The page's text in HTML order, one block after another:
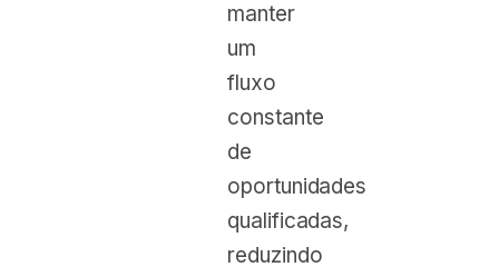
manter
um
fluxo
constante
de
oportunidades
qualificadas,
reduzindo